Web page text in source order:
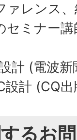
ァレンス
セミナー講
計 (電波新
設計 (CQ
るお